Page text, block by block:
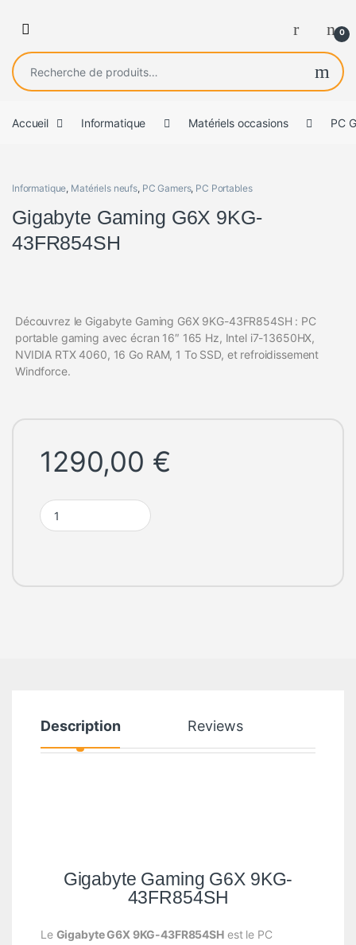
0
Recherche pour :
Accueil Informatique Matériels occasions PC
Informatique, Matériels neufs, PC Gamers, PC Portables
Gigabyte Gaming G6X 9KG-
43FR854SH
Découvrez le Gigabyte Gaming G6X 9KG-43FR854SH : PC
portable gaming avec écran 16″ 165 Hz, Intel i7-13650HX,
NVIDIA RTX 4060, 16 Go RAM, 1 To SSD, et refroidissement
Windforce.
1290,00 €
Gigabyte Gaming G6X 9KG-43FR854SH quantity
Description Reviews
Gigabyte Gaming G6X 9KG-
43FR854SH
Le Gigabyte G6X 9KG-43FR854SHest le PC